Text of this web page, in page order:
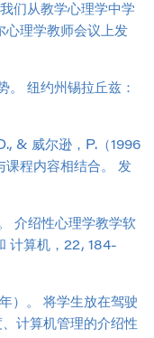
们从教学心理学中学
心理学教师会议上发
。 纽约州锡拉丘兹：
& 威尔逊，P.（1996
课程内容相结合。 发
介绍性心理学教学软
计算机，22, 184-
）。 将学生放在驾驶
计算机管理的介绍性